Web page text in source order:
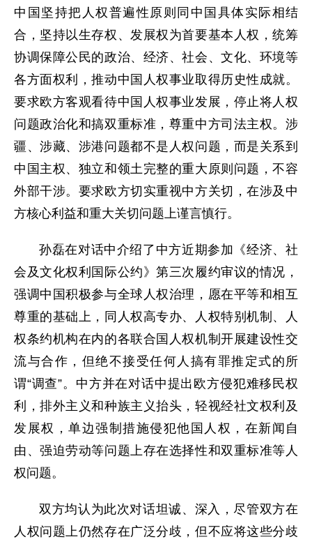
中国坚持把人权普遍性原则同中国具体实际相结
合，坚持以生存权、发展权为首要基本人权，统筹
协调保障公民的政治、经济、社会、文化、环境等
各方面权利，推动中国人权事业取得历史性成就。
要求欧方客观看待中国人权事业发展，停止将人权
问题政治化和搞双重标准，尊重中方司法主权。涉
疆、涉藏、涉港问题都不是人权问题，而是关系到
中国主权、独立和领土完整的重大原则问题，不容
外部干涉。要求欧方切实重视中方关切，在涉及中
方核心利益和重大关切问题上谨言慎行。
孙磊在对话中介绍了中方近期参加《经济、社
会及文化权利国际公约》第三次履约审议的情况，
强调中国积极参与全球人权治理，愿在平等和相互
尊重的基础上，同人权高专办、人权特别机制、人
权条约机构在内的各联合国人权机制开展建设性交
流与合作，但绝不接受任何人搞有罪推定式的所
谓“调查”。中方并在对话中提出欧方侵犯难移民权
利，排外主义和种族主义抬头，轻视经社文权利及
发展权，单边强制措施侵犯他国人权，在新闻自
由、强迫劳动等问题上存在选择性和双重标准等人
权问题。
双方均认为此次对话坦诚、深入，尽管双方在
人权问题上仍然存在广泛分歧，但不应将这些分歧